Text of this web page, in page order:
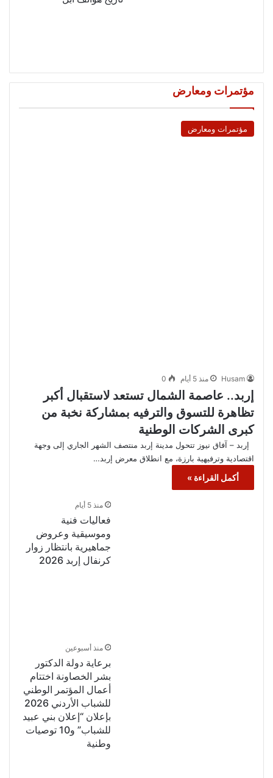
مؤتمرات ومعارض
مؤتمرات ومعارض
Husam منذ 5 أيام 0
إربد.. عاصمة الشمال تستعد لاستقبال أكبر
تظاهرة للتسوق والترفيه بمشاركة نخبة من
كبرى الشركات الوطنية
إربد – آفاق نيوز تتحول مدينة إربد منتصف الشهر الجاري إلى وجهة
اقتصادية وترفيهية بارزة، مع انطلاق معرض إربد…
أكمل القراءة »
منذ 5 أيام
فعاليات فنية
وموسيقية وعروض
جماهيرية بانتظار زوار
كرنفال إربد 2026
منذ أسبوعين
برعاية دولة الدكتور
بشر الخصاونة اختتام
أعمال المؤتمر الوطني
للشباب الأردني 2026
بإعلان “إعلان بني عبيد
للشباب” و10 توصيات
وطنية